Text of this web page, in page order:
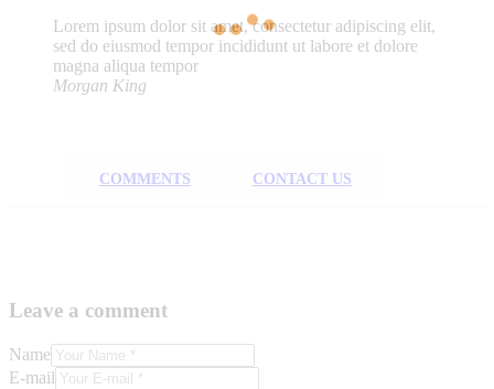
Lorem ipsum dolor sit amet, consectetur adipiscing elit,
sed do eiusmod tempor incididunt ut labore et dolore
magna aliqua tempor
Morgan King
COMMENTS CONTACT US
Leave a comment
Name
E-mail